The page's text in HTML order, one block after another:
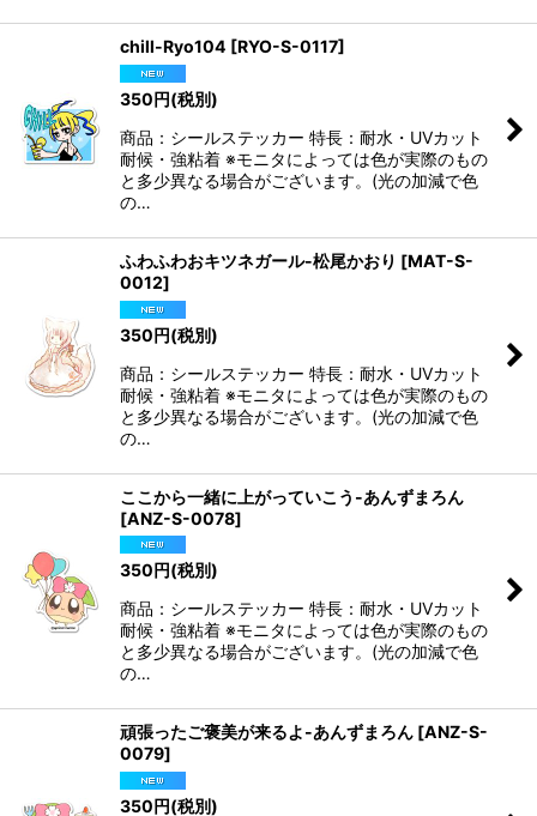
chill-Ryo104 [RYO-S-0117]
350円(税別)
商品：シールステッカー 特長：耐水・UVカット
耐候・強粘着 ※モニタによっては色が実際のもの
と多少異なる場合がございます。(光の加減で色
の…
ふわふわおキツネガール-松尾かおり [MAT-S-
0012]
350円(税別)
商品：シールステッカー 特長：耐水・UVカット
耐候・強粘着 ※モニタによっては色が実際のもの
と多少異なる場合がございます。(光の加減で色
の…
ここから一緒に上がっていこう-あんずまろん
[ANZ-S-0078]
350円(税別)
商品：シールステッカー 特長：耐水・UVカット
耐候・強粘着 ※モニタによっては色が実際のもの
と多少異なる場合がございます。(光の加減で色
の…
頑張ったご褒美が来るよ-あんずまろん [ANZ-S-
0079]
350円(税別)